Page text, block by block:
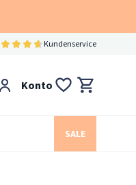
Kundenservice
Konto
SALE